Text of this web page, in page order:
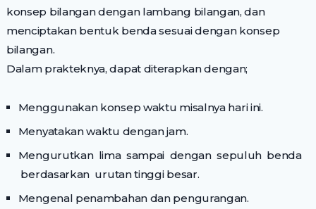
konsep bilangan dengan lambang bilangan, dan
menciptakan bentuk benda sesuai dengan konsep
bilangan.
Dalam prakteknya, dapat diterapkan dengan;
Menggunakan konsep waktu misalnya hari ini.
Menyatakan waktu dengan jam.
Mengurutkan lima sampai dengan sepuluh benda
berdasarkan urutan tinggi besar.
Mengenal penambahan dan pengurangan.